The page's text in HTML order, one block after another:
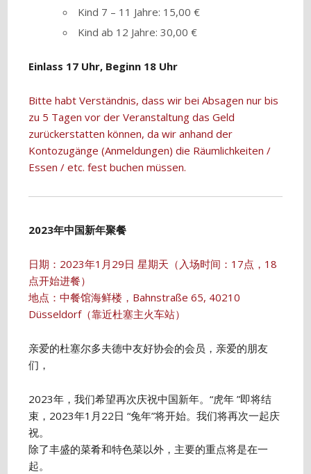
Kind 7 – 11 Jahre: 15,00 €
Kind ab 12 Jahre: 30,00 €
Einlass 17 Uhr, Beginn 18 Uhr
Bitte habt Verständnis, dass wir bei Absagen nur bis
zu 5 Tagen vor der Veranstaltung das Geld
zurückerstatten können, da wir anhand der
Kontozugänge (Anmeldungen) die Räumlichkeiten /
Essen / etc. fest buchen müssen.
2023年中国新年聚餐
日期：2023年1月29日 星期天（入场时间：17点，18
点开始进餐）
地点：中餐馆海鲜楼，Bahnstraße 65, 40210
Düsseldorf（靠近杜塞主火车站）
亲爱的杜塞尔多夫德中友好协会的会员，亲爱的朋友
们，
2023年，我们希望再次庆祝中国新年。“虎年 ”即将结
束，2023年1月22日 “兔年”将开始。我们将再次一起庆
祝。
除了丰盛的菜肴和特色菜以外，主要的重点将是在一
起。